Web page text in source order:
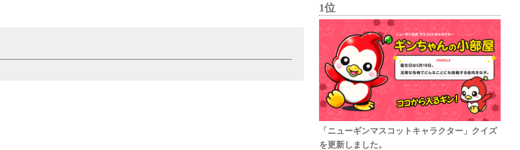
1位
「ニューギンマスコットキャラクター」クイズ
を更新しました。